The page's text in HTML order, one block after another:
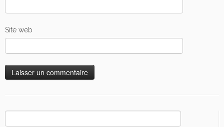
Site web